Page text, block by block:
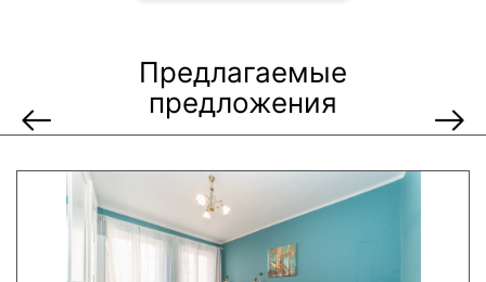
- Фонтан Нептуна, Ратуша, Артусский суд - 5 мин. ходить
- Мотлава - 7 мин. ходить
- Пляж - 10 минут на машине или 15 минут на трамвае
- Сопот - 15 минут на машине или 20 минут на поезде SKM
железнодорожный и автовокзал, магазины,
многочисленные рестораны, кафе, музеи, кинотеатр,
театр, торговый центр и т. Д.
Предлагаемые
предложения